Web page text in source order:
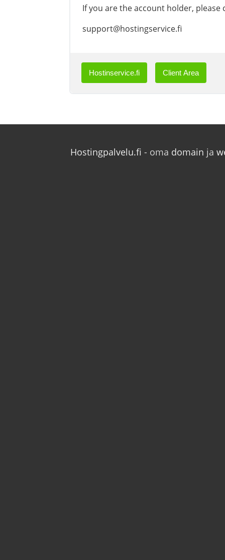
If you are the account holder,
support@hostingservice.fi
Hostinservice.fi Client Area
Hostingpalvelu.fi - oma domain ja